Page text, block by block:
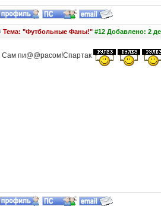
Тема: "Футбольные Фаны!"#12 Добавлено: 2
Сам пи@@расом!Спартак